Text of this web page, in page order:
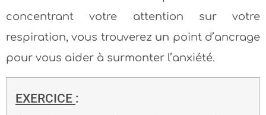
concentrant votre attention sur votre
respiration, vous trouverez un point d’ancrage
pour vous aider à surmonter l’anxiété.
EXERCICE :